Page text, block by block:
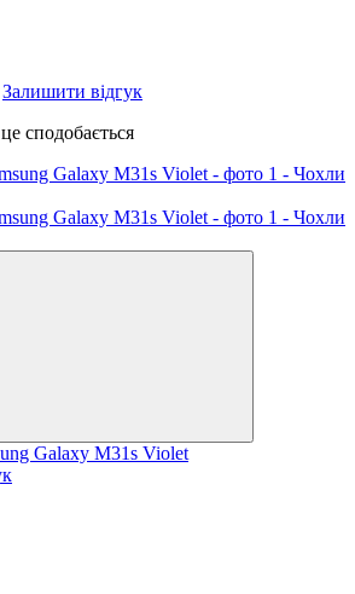
Залишити відгук
сподобається
Galaxy M31s Violet